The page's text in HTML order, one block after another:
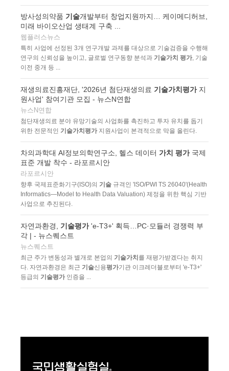
방사성의약품 기술개발부터 창업지원까지… 케이메디허브,
미래 바이오산업 생태계 구축 ...
웹플러스뉴스
특히 사업에 선정된 3개 연구개발 과제를 대상으로 기술검증을 수행해
연구의 신뢰성을 높이고, 글로벌 연구동향 분석과 기술가치 평가, 기술
이전 중개 등 ...
재생의료진흥재단, '2026년 첨단재생의료 기술가치평가지
원사업' 참여기관 모집 - 뉴스N연합
뉴스N연합
첨단재생의료 분야 유망기술의 사업화를 촉진하고 투자 유치를 돕기
위한 전문적인 기술가치평가지원사업이 본격적으로 막을 올린다.
차의과학대 AI정보의학연구소, 헬스 데이터 가치 평가국제
표준 개발 착수 - 라포르시안
라포르시안
향후 국제표준화기구(ISO)의 기술 규격인 'ISO/PWI TS 26040'(Health
Informatics—Model to Health Data Valuation) 제정을 위한 핵심 기반
사업으로 추진된다.
자연과환경, 기술평가'e-T3+' 획득…PC·모듈러 경쟁력 부
각 | - 뉴스퀘스트
뉴스퀘스트
최근 주가 변동성과 별개로 본업의 기술가치를 재평가받겠다는 취지
다. 자연과환경은 최근 기술신용평가기관 이크레더블로부터 'e-T3+'
등급의 기술평가인증을 ...